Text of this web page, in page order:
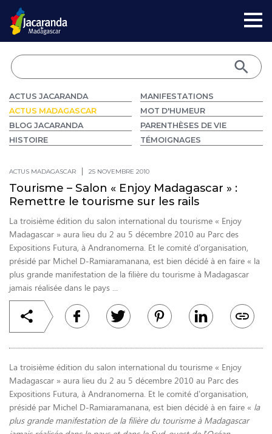
ACTUS JACARANDA
ACTUS MADAGASCAR
BLOG JACARANDA
HISTOIRE
MANIFESTATIONS
MOT D'HUMEUR
PARENTHÈSES DE VIE
TÉMOIGNAGES
ACTUS MADAGASCAR 25 NOVEMBRE 2010
Tourisme – Salon « Enjoy Madagascar » :
Remettre le tourisme sur les rails
La troisième édition du salon international du tourisme « Enjoy
Madagascar » aura lieu du 2 au 5 décembre 2010 au Parc des
Expositions Futura, à Andranomerna. Et le comité d’organisation,
présidé par Michel D-Ramiaramanana, est bien décidé à en faire « la
plus grande manifestation de la filière du tourisme à Madagascar
jamais réalisée dans le pays ...
La troisième édition du salon international du tourisme « Enjoy
Madagascar » aura lieu du 2 au 5 décembre 2010 au Parc des
Expositions Futura, à Andranomerna. Et le comité d’organisation,
présidé par Michel D-Ramiaramanana, est bien décidé à en faire « la
plus grande manifestation de la filière du tourisme à Madagascar